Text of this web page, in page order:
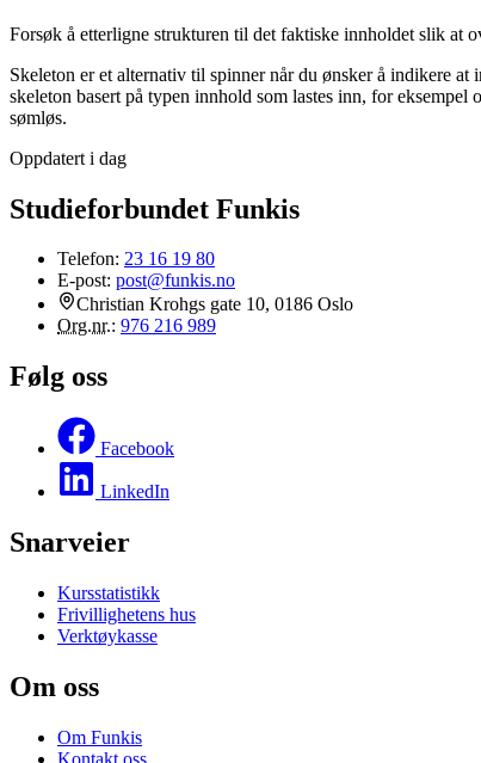
Forsøk å etterligne strukturen til det faktiske innholdet slik at
Skeleton er et alternativ til spinner når du ønsker å indikere
skeleton basert på typen innhold som lastes inn, for
sømløs.
Oppdatert i dag
Studieforbundet Funkis
Telefon: 23 16 19 80
E-post: post@funkis.no
Christian Krohgs gate 10, 0186 Oslo
Org.nr.: 976 216 989
Følg oss
Facebook
LinkedIn
Snarveier
Kursstatistikk
Frivillighetens hus
Verktøykasse
Om oss
Om Funkis
Kontakt oss